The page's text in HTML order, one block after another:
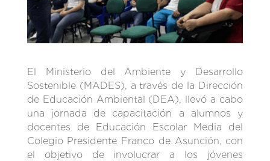
El Ministerio del Ambiente y Desarrollo
Sostenible (MADES), a través de la Dirección
de Educación Ambiental (DEA), llevó a cabo
una jornada de capacitación a alumnos y
docentes de Educación Escolar Media del
Colegio Presidente Franco de Asunción, con
el objetivo de involucrar a los jóvenes